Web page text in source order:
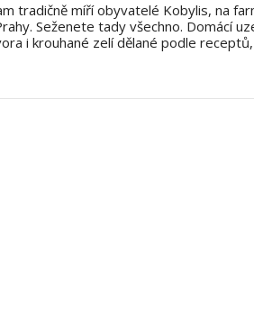
tradičně míří obyvatelé Kobylis, na
Seženete tady všechno. Domácí
i krouhané zelí dělané podle